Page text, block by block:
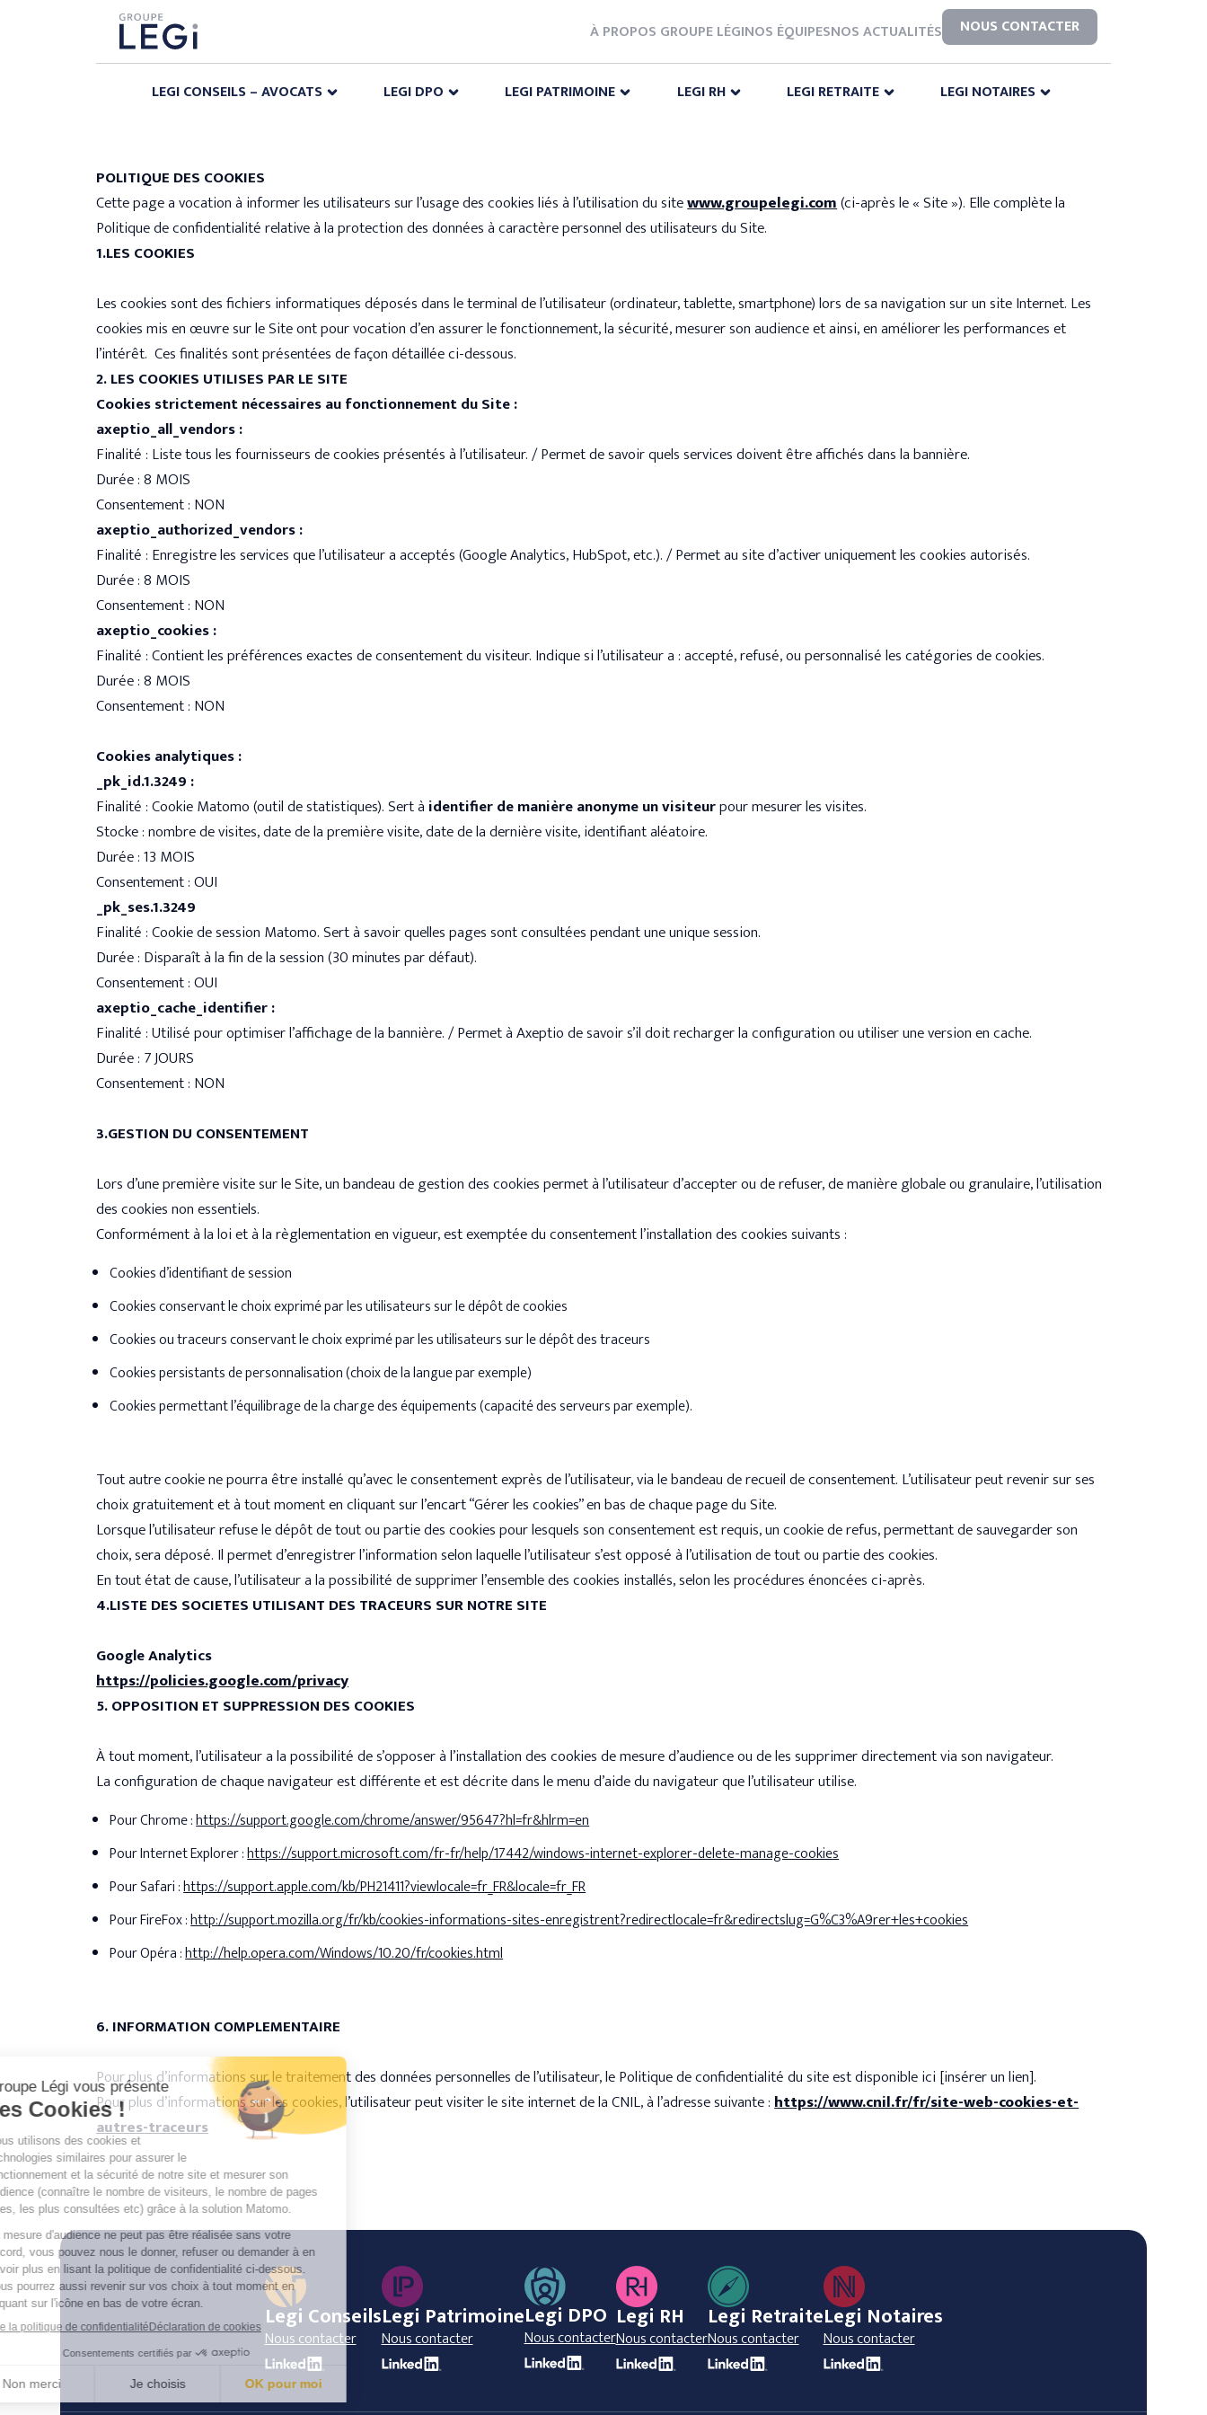
À PROPOS GROUPE LÉGINOS ÉQUIPESNOS ACTUALITÉS NOUS CONTACTER
LEGI CONSEILS – AVOCATS LEGI DPO LEGI PATRIMOINE LEGI RH LEGI RETRAITE LEGI NOTAIRES
POLITIQUE DES COOKIES
Cette page a vocation à informer les utilisateurs sur l’usage des cookies liés à l’utilisation du sitewww.groupelegi.com(ci-après le « Site »). Elle complète la
Politique de confidentialité relative à la protection des données à caractère personnel des utilisateurs du Site.
1.LES COOKIES
Les cookies sont des fichiers informatiques déposés dans le terminal de l’utilisateur (ordinateur, tablette, smartphone) lors de sa navigation sur un site Internet. Les
cookies mis en œuvre sur le Site ont pour vocation d’en assurer le fonctionnement, la sécurité, mesurer son audience et ainsi, en améliorer les performances et
l’intérêt. Ces finalités sont présentées de façon détaillée ci-dessous.
2. LES COOKIES UTILISES PAR LE SITE
Cookies strictement nécessaires au fonctionnement du Site :
axeptio_all_vendors :
Finalité : Liste tous les fournisseurs de cookies présentés à l’utilisateur. / Permet de savoir quels services doivent être affichés dans la bannière.
Durée : 8 MOIS
Consentement : NON
axeptio_authorized_vendors :
Finalité : Enregistre les services que l’utilisateur a acceptés (Google Analytics, HubSpot, etc.). / Permet au site d’activer uniquement les cookies autorisés.
Durée : 8 MOIS
Consentement : NON
axeptio_cookies :
Finalité : Contient les préférences exactes de consentement du visiteur. Indique si l’utilisateur a : accepté, refusé, ou personnalisé les catégories de cookies.
Durée : 8 MOIS
Consentement : NON
Cookies analytiques :
_pk_id.1.3249 :
Finalité : Cookie Matomo (outil de statistiques). Sert à identifier de manière anonyme un visiteurpour mesurer les visites.
Stocke : nombre de visites, date de la première visite, date de la dernière visite, identifiant aléatoire.
Durée : 13 MOIS
Consentement : OUI
_pk_ses.1.3249
Finalité : Cookie de session Matomo. Sert à savoir quelles pages sont consultées pendant une unique session.
Durée : Disparaît à la fin de la session (30 minutes par défaut).
Consentement : OUI
axeptio_cache_identifier :
Finalité : Utilisé pour optimiser l’affichage de la bannière. / Permet à Axeptio de savoir s’il doit recharger la configuration ou utiliser une version en cache.
Durée : 7 JOURS
Consentement : NON
3.GESTION DU CONSENTEMENT
Lors d’une première visite sur le Site, un bandeau de gestion des cookies permet à l’utilisateur d’accepter ou de refuser, de manière globale ou granulaire, l’utilisation
des cookies non essentiels.
Conformément à la loi et à la règlementation en vigueur, est exemptée du consentement l’installation des cookies suivants :
Cookies d’identifiant de session
Cookies conservant le choix exprimé par les utilisateurs sur le dépôt de cookies
Cookies ou traceurs conservant le choix exprimé par les utilisateurs sur le dépôt des traceurs
Cookies persistants de personnalisation (choix de la langue par exemple)
Cookies permettant l’équilibrage de la charge des équipements (capacité des serveurs par exemple).
Tout autre cookie ne pourra être installé qu’avec le consentement exprès de l’utilisateur, via le bandeau de recueil de consentement. L’utilisateur peut revenir sur ses
choix gratuitement et à tout moment en cliquant sur l’encart “Gérer les cookies” en bas de chaque page du Site.
Lorsque l’utilisateur refuse le dépôt de tout ou partie des cookies pour lesquels son consentement est requis, un cookie de refus, permettant de sauvegarder son
choix, sera déposé. Il permet d’enregistrer l’information selon laquelle l’utilisateur s’est opposé à l’utilisation de tout ou partie des cookies.
En tout état de cause, l’utilisateur a la possibilité de supprimer l’ensemble des cookies installés, selon les procédures énoncées ci-après.
4.LISTE DES SOCIETES UTILISANT DES TRACEURS SUR NOTRE SITE
Google Analytics
https://policies.google.com/privacy
5. OPPOSITION ET SUPPRESSION DES COOKIES
À tout moment, l’utilisateur a la possibilité de s’opposer à l’installation des cookies de mesure d’audience ou de les supprimer directement via son navigateur.
La configuration de chaque navigateur est différente et est décrite dans le menu d’aide du navigateur que l’utilisateur utilise.
Pour Chrome :https://support.google.com/chrome/answer/95647?hl=fr&hlrm=en
Pour Internet Explorer :https://support.microsoft.com/fr-fr/help/17442/windows-internet-explorer-delete-manage-cookies
Pour Safari :https://support.apple.com/kb/PH21411?viewlocale=fr_FR&locale=fr_FR
Pour FireFox :http://support.mozilla.org/fr/kb/cookies-informations-sites-enregistrent?redirectlocale=fr&redirectslug=G%C3%A9rer+les+cookies
Pour Opéra :http://help.opera.com/Windows/10.20/fr/cookies.html
6. INFORMATION COMPLEMENTAIRE
Pour plus d’informations sur le traitement des données personnelles de l’utilisateur, le Politique de confidentialité du site est disponible ici [insérer un lien].
Pour plus d’informations sur les cookies, l’utilisateur peut visiter le site internet de la CNIL, à l’adresse suivante :https://www.cnil.fr/fr/site-web-cookies-et-
autres-traceurs
Legi Conseils
Nous contacter
Legi Patrimoine
Nous contacter
Legi DPO
Nous contacter
Legi RH
Nous contacter
Legi Retraite
Nous contacter
Legi Notaires
Nous contacter